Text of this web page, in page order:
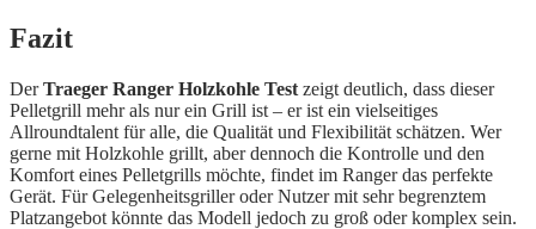
Fazit
DerTraeger Ranger Holzkohle Test zeigt deutlich, dass dieser
Pelletgrill mehr als nur ein Grill ist – er ist ein vielseitiges
Allroundtalent für alle, die Qualität und Flexibilität schätzen. Wer
gerne mit Holzkohle grillt, aber dennoch die Kontrolle und den
Komfort eines Pelletgrills möchte, findet im Ranger das perfekte
Gerät. Für Gelegenheitsgriller oder Nutzer mit sehr begrenztem
Platzangebot könnte das Modell jedoch zu groß oder komplex sein.